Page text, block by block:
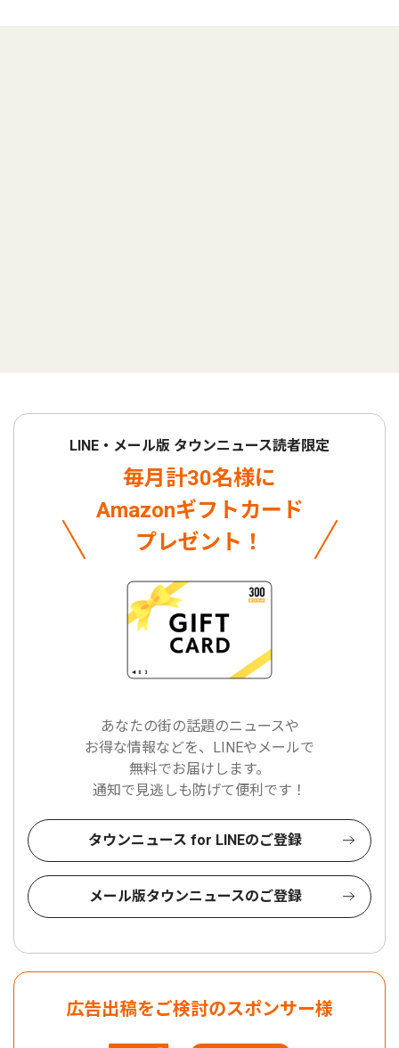
LINE・メール版 タウンニュース読者限定
毎月計30名様に
Amazonギフトカード
プレゼント！
あなたの街の話題のニュースや
お得な情報などを、LINEやメールで
無料でお届けします。
通知で見逃しも防げて便利です！
タウンニュース for LINEのご登録
メール版タウンニュースのご登録
広告出稿をご検討のスポンサー様